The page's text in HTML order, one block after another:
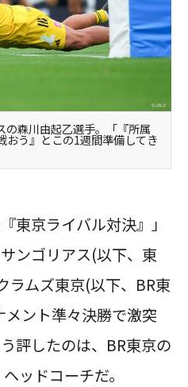
森川由起乙選手。「『所属
おう』とこの1週間準備してき
東京ライバル対決』」
ンゴリアス(以下、東
ラムズ東京(以下、BR東
ント準々決勝で激突
評したのは、BR東京の
ッドコーチだ。